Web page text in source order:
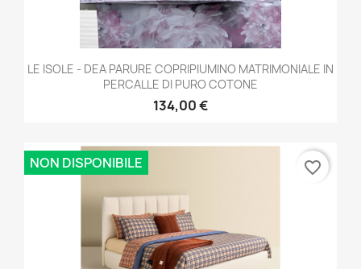
LE ISOLE - DEA PARURE COPRIPIUMINO MATRIMONIALE IN
PERCALLE DI PURO COTONE
134,00 €
NON DISPONIBILE favorite_border